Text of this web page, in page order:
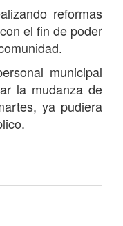
reformas
el fin de poder
municipal
la mudanza de
ya pudiera